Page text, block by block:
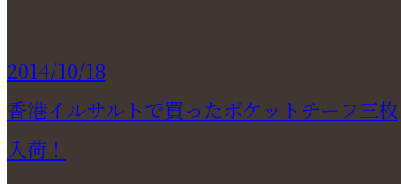
2014/10/18
香港イルサルトで買ったポケットチーフ三枚
入荷！